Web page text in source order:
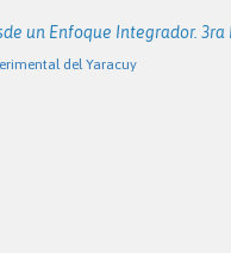
un Enfoque Integrador. 3ra
del Yaracuy